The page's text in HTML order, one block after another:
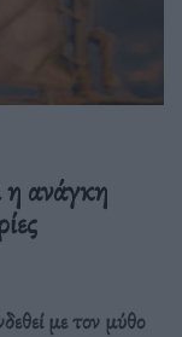
ανάγκη
με τον μύθο